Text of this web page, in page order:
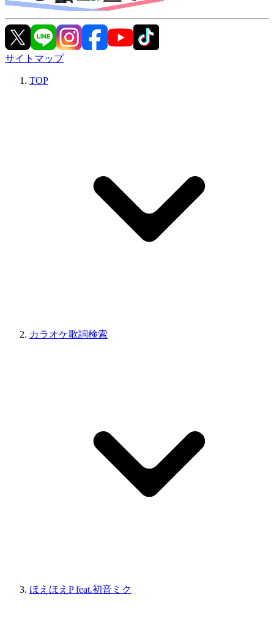
サイトマップ
TOP
カラオケ歌詞検索
ほえほえP feat.初音ミク